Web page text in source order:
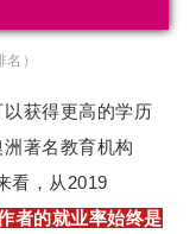
）
获得更高的学历
著名教育机构
看，从2019
者的就业率始终是